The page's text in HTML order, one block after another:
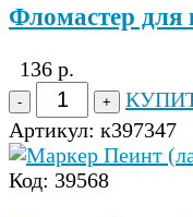
Фломастер для
136 р.
Артикул: к397347
Код: 39568